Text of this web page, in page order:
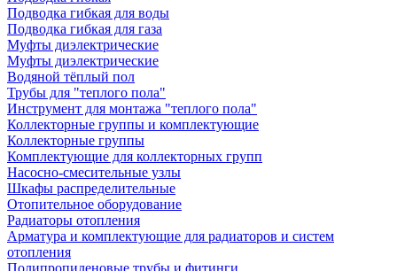
Подводка гибкая для воды
Подводка гибкая для газа
Муфты диэлектрические
Муфты диэлектрические
Водяной тёплый пол
Трубы для "теплого пола"
Инструмент для монтажа "теплого пола"
Коллекторные группы и комплектующие
Коллекторные группы
Комплектующие для коллекторных групп
Насосно-смесительные узлы
Шкафы распределительные
Отопительное оборудование
Радиаторы отопления
Арматура и комплектующие для радиаторов и систем
отопления
Полипропиленовые трубы и фитинги